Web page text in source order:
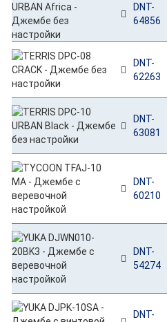
DNT-
64856
DNT-
62263
DNT-
63081
DNT-
60210
DNT-
54274
DNT-